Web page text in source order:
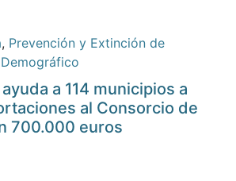
, Prevención y Extinción de
a 114 municipios a
al Consorcio de
700.000 euros